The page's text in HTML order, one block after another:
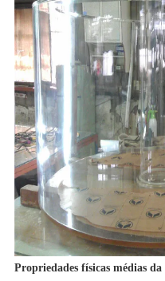
Propriedades físicas médias